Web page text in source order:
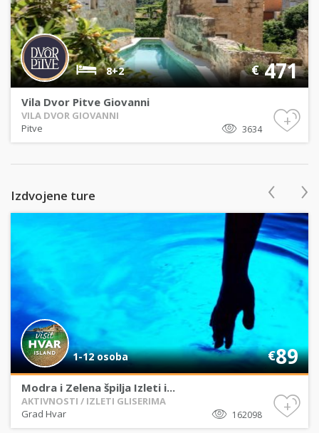
8+2 €471
Vila Dvor Pitve Giovanni
VILA DVOR GIOVANNI
3634
Pitve +
Izdvojene ture
1-12 osoba €89
Modra i Zelena špilja Izleti i...
AKTIVNOSTI / IZLETI GLISERIMA
162098
Grad Hvar +
‹ ›